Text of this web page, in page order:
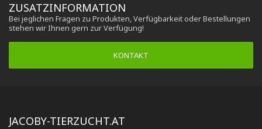
ZUSATZINFORMATION
Bei jeglichen Fragen zu Produkten, Verfügbarkeit oder Bestellungen
stehen wir Ihnen gern zur Verfügung!
KONTAKT
JACOBY-TIERZUCHT.AT